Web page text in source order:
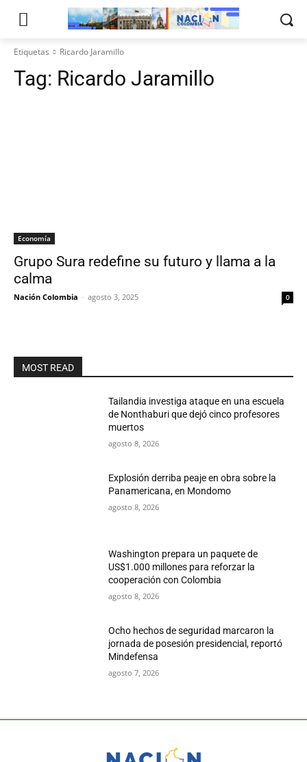
Etiquetas Ricardo Jaramillo
Tag: Ricardo Jaramillo
Economía
Grupo Sura redefine su futuro y llama a la
calma
Nación Colombia - agosto 3, 2025 0
MOST READ
Tailandia investiga ataque en una escuela
de Nonthaburi que dejó cinco profesores
muertos
agosto 8, 2026
Explosión derriba peaje en obra sobre la
Panamericana, en Mondomo
agosto 8, 2026
Washington prepara un paquete de
US$1.000 millones para reforzar la
cooperación con Colombia
agosto 8, 2026
Ocho hechos de seguridad marcaron la
jornada de posesión presidencial, reportó
Mindefensa
agosto 7, 2026